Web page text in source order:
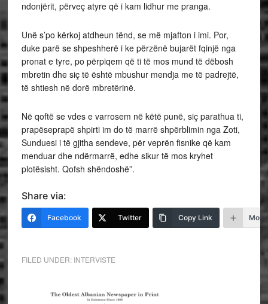
ndonjërit, përveç atyre që i kam lidhur me pranga.
Unë s’po kërkoj atdheun tënd, se më mjafton i imi. Por,
duke parë se shpeshherë i ke përzënë bujarët fqinjë nga
pronat e tyre, po përpiqem që ti të mos mund të dëbosh
mbretin dhe siç të është mbushur mendja me të padrejtë,
të shtiesh në dorë mbretërinë.
Në qoftë se vdes e varrosem në këtë punë, siç parathua ti,
prapëseprapë shpirti im do të marrë shpërblimin nga Zoti,
Sunduesi i të gjitha sendeve, për veprën fisnike që kam
menduar dhe ndërmarrë, edhe sikur të mos kryhet
plotësisht. Qofsh shëndoshë”.
Share via:
Facebook Twitter Copy Link More
FILED UNDER: INTERVISTE